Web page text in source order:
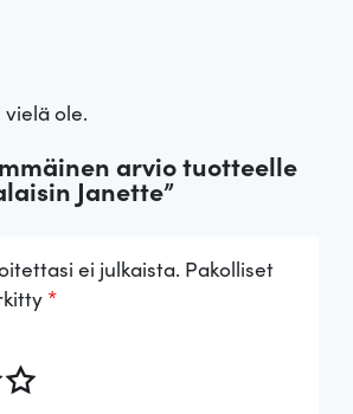
ole.
arvio tuotteelle
Janette”
ei julkaista. Pakolliset
*